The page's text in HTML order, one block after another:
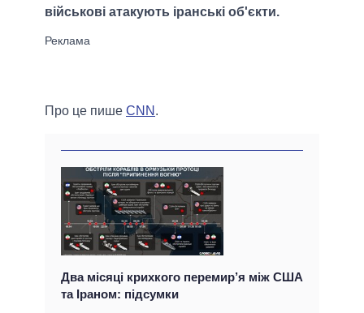
військові атакують іранські об'єкти.
Про це пише CNN .
Два місяці крихкого перемир’я між США
та Іраном: підсумки